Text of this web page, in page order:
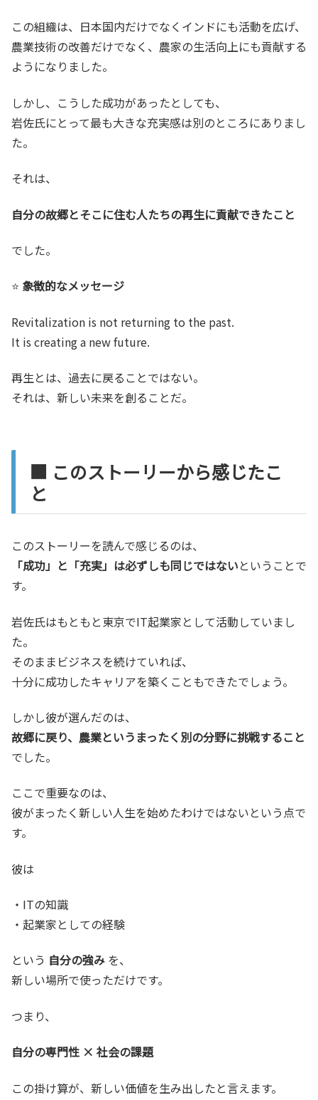
この組織は、日本国内だけでなくインドにも活動を広げ、
農業技術の改善だけでなく、農家の生活向上にも貢献する
ようになりました。
しかし、こうした成功があったとしても、
岩佐氏にとって最も大きな充実感は別のところにありまし
た。
それは、
自分の故郷とそこに住む人たちの再生に貢献できたこと
でした。
⭐ 象徴的なメッセージ
Revitalization is not returning to the past.
It is creating a new future.
再生とは、過去に戻ることではない。
それは、新しい未来を創ることだ。
■ このストーリーから感じたこ
と
このストーリーを読んで感じるのは、
「成功」と「充実」は必ずしも同じではないということで
す。
岩佐氏はもともと東京でIT起業家として活動していまし
た。
そのままビジネスを続けていれば、
十分に成功したキャリアを築くこともできたでしょう。
しかし彼が選んだのは、
故郷に戻り、農業というまったく別の分野に挑戦すること
でした。
ここで重要なのは、
彼がまったく新しい人生を始めたわけではないという点で
す。
彼は
・ITの知識
・起業家としての経験
という 自分の強み を、
新しい場所で使っただけです。
つまり、
自分の専門性 × 社会の課題
この掛け算が、新しい価値を生み出したと言えます。